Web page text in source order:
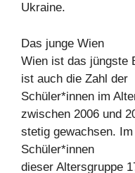
Ukraine.
Das junge Wien
Wien ist das jüngste
ist auch die Zahl der
Schüler*innen im
zwischen 2006 und
stetig gewachsen.
Schüler*innen
dieser Altersgruppe